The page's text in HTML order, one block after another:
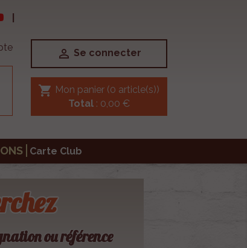
 Se connecter
shopping_cart Mon panier (0 article(s))
Total: 0,00 €
Carte Club
ou référence